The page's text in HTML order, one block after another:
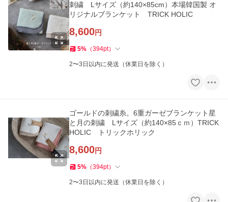
刺繍 Lサイズ（約140×85cm）本場韓国製 オ
リジナルブランケット TRICK HOLIC
8,600円
5% （394pt）
2〜3日以内に発送（休業日を除く）
ゴールドの刺繍糸。6重ガーゼブランケット星
と月の刺繍 Lサイズ（約140×85ｃｍ）TRICK
HOLIC トリックホリック
8,600円
5% （394pt）
2〜3日以内に発送（休業日を除く）